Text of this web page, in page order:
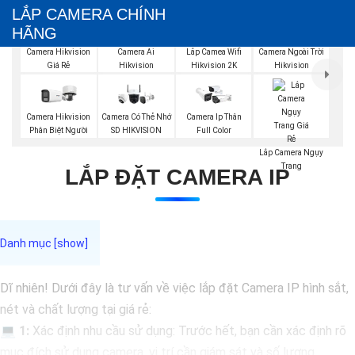
LẮP CAMERA CHÍNH
HÃNG
Camera Hikvision
Giá Rẻ
Camera Ai
Hikvision
Lắp Camea Wifi
Hikvision 2K
Camera Ngoài Trời
Hikvision
Camera Hikvision
Phân Biệt Người
Camera Có Thẻ Nhớ
SD HIKVISION
Camera Ip Thân
Full Color
Lắp Camera Ngụy
Trang
LẮP ĐẶT CAMERA IP
Dĩ nhiên! Dưới đây là tư vấn về việc lắp đặt Camera IP hình sắt,
nét và chất lượng tại giá rẻ:
💻 1: Xác định nhu cầu sử dụng: Trước hết, bạn cần xác định rõ